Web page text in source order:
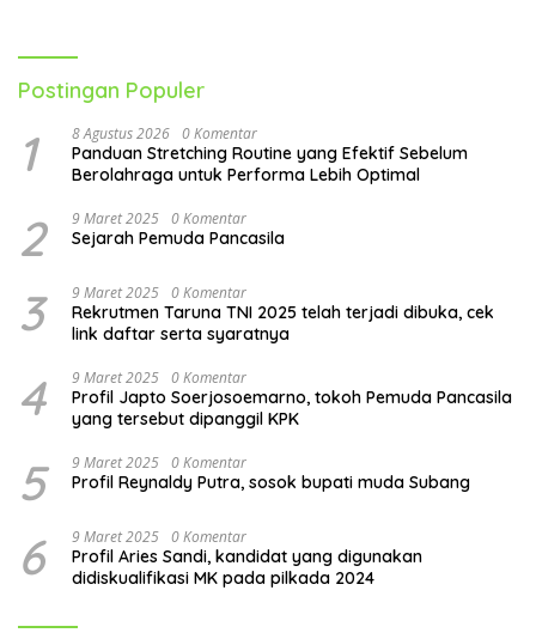
Postingan Populer
1 8 Agustus 2026 0 Komentar
Panduan Stretching Routine yang Efektif Sebelum
Berolahraga untuk Performa Lebih Optimal
2 9 Maret 2025 0 Komentar
Sejarah Pemuda Pancasila
3 9 Maret 2025 0 Komentar
Rekrutmen Taruna TNI 2025 telah terjadi dibuka, cek
link daftar serta syaratnya
4 9 Maret 2025 0 Komentar
Profil Japto Soerjosoemarno, tokoh Pemuda Pancasila
yang tersebut dipanggil KPK
5 9 Maret 2025 0 Komentar
Profil Reynaldy Putra, sosok bupati muda Subang
6 9 Maret 2025 0 Komentar
Profil Aries Sandi, kandidat yang digunakan
didiskualifikasi MK pada pilkada 2024